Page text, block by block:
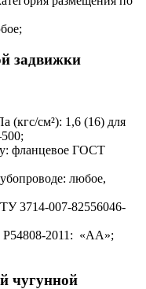
задвижки
(кгс/см²): 1,6 (16) для
фланцевое ГОСТ
любое,
3714-007-82556046-
Р54808-2011: «АА»;
чугунной